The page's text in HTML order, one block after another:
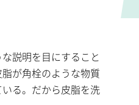
説明を目にすること
が角栓のような物質
る。だから皮脂を洗